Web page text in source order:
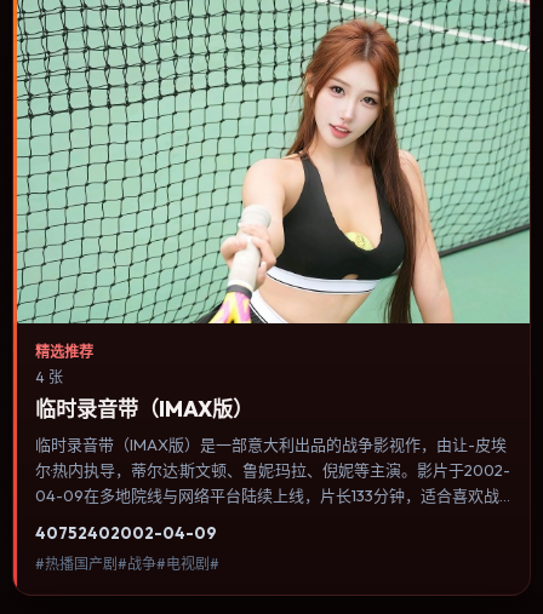
精选推荐
4 张
临时录音带（IMAX版）
临时录音带（IMAX版）是一部意大利出品的战争影视作，由让-皮埃
尔·热内执导，蒂尔达·斯文顿、鲁妮·玛拉、倪妮等主演。影片于2002-
04-09在多地院线与网络平台陆续上线，片长133分钟，适合喜欢战
情节推进，节奏与视听语言统一，可作为休闲观影或类型片补片的选
择。
40752402002-04-09
#热播国产剧#战争#电视剧#